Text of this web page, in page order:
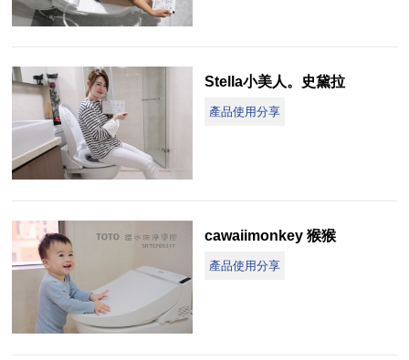
Stella小美人。史黛拉
產品使用分享
cawaiimonkey 猴猴
產品使用分享